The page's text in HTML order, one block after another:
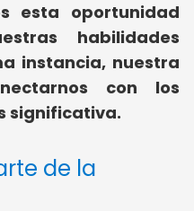
esta oportunidad
habilidades
instancia, nuestra
con los
significativa.
de la